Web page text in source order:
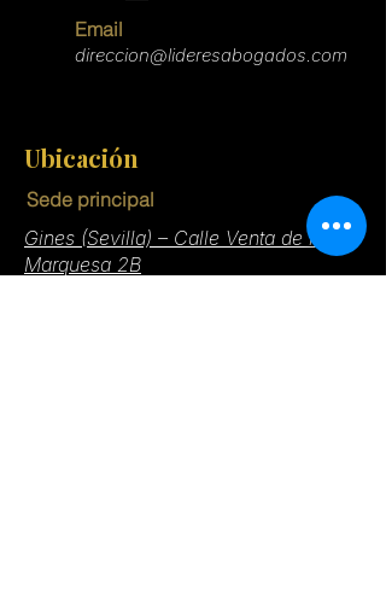
Email
direccion@lideresabogados.com
Ubicación
Sede principal
Gines (Sevilla) – Calle Venta de la
Marquesa 2B